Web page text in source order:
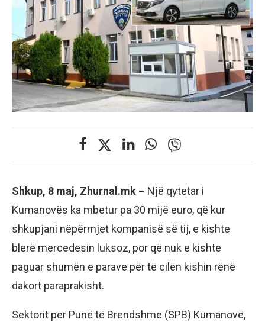
Shkup, 8 maj, Zhurnal.mk – Një qytetar i
Kumanovës ka mbetur pa 30 mijë euro, që kur
shkupjani nëpërmjet kompanisë së tij, e kishte
blerë mercedesin luksoz, por që nuk e kishte
paguar shumën e parave për të cilën kishin rënë
dakort paraprakisht.
Sektorit per Punë të Brendshme (SPB) Kumanovë,